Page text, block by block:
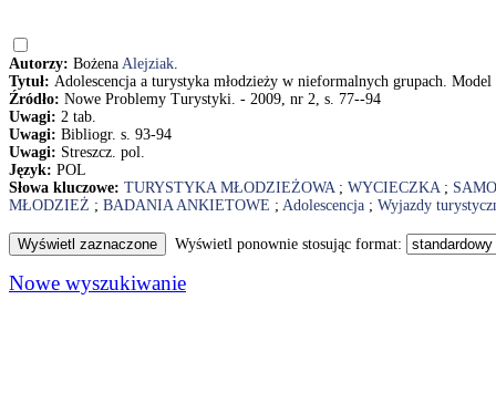
Autorzy: Bożena Alejziak.
Tytuł: Adolescencja a turystyka młodzieży w nieformalnych grupach.
Źródło: Nowe Problemy Turystyki. - 2009, nr 2, s. 77--94
Uwagi: 2 tab.
Uwagi: Bibliogr. s. 93-94
Uwagi: Streszcz. pol.
Język: POL
Słowa kluczowe: TURYSTYKA MŁODZIEŻOWA; WYCIECZKA;
MŁODZIEŻ ; BADANIA ANKIETOWE ; Adolescencja ; Wyjazdy
Wyświetl ponownie stosując format:
Nowe wyszukiwanie